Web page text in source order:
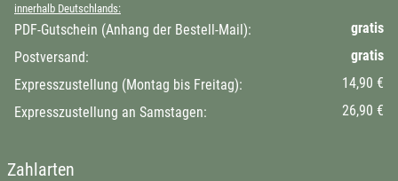
innerhalb Deutschlands:
PDF-Gutschein (Anhang der Bestell-Mail):
gratis
Postversand:
gratis
Expresszustellung (Montag bis Freitag):
14,90 €
Expresszustellung an Samstagen:
26,90 €
Zahlarten